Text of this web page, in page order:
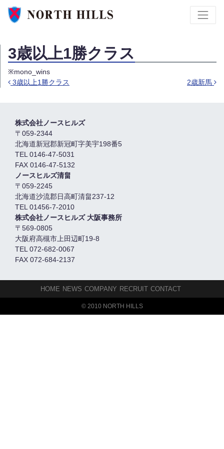
3歳以上1勝クラス
※mono_wins
3歳以上1勝クラス 2歳新馬
株式会社ノースヒルズ
〒059-2344
北海道新冠郡新冠町字美宇198番5
TEL 0146-47-5031
FAX 0146-47-5132
ノースヒルズ清畠
〒059-2245
北海道沙流郡日高町清畠237-12
TEL 01456-7-2010
株式会社ノースヒルズ 大阪事務所
〒569-0805
大阪府高槻市上田辺町19-8
TEL 072-682-0067
FAX 072-684-2137
HOME NEWS COMPANY RECRUIT CONTACT
© 2010 NORTH HILLS